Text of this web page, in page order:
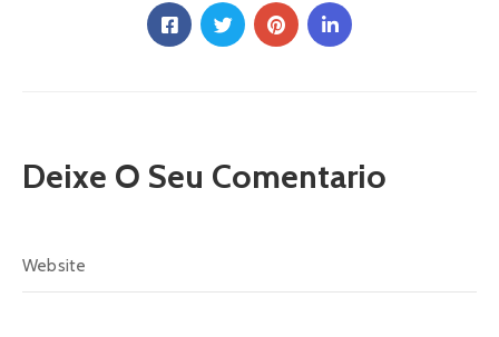
Deixe O Seu Comentario